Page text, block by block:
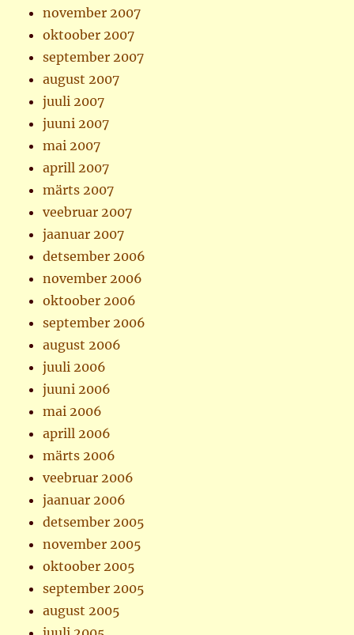
november 2007
oktoober 2007
september 2007
august 2007
juuli 2007
juuni 2007
mai 2007
aprill 2007
märts 2007
veebruar 2007
jaanuar 2007
detsember 2006
november 2006
oktoober 2006
september 2006
august 2006
juuli 2006
juuni 2006
mai 2006
aprill 2006
märts 2006
veebruar 2006
jaanuar 2006
detsember 2005
november 2005
oktoober 2005
september 2005
august 2005